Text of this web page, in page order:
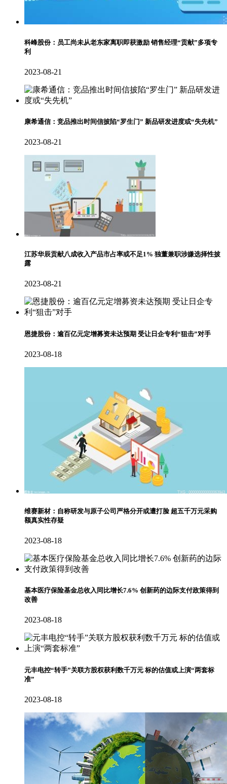
科峰股份：员工尚未从老东家离职即获激励 销售经理“贡献”多项专
利
2023-08-21
康希通信：竞品推出时间信披陷“罗生门” 新品研发进度或“失先机”
2023-08-21
江苏华辰贡献八成收入产品市占率或不足1% 独董兼职涉嫌选择性披
露
2023-08-21
恩捷股份：逾百亿元定增募资未达预期 受让日企专利“狙击”对手
2023-08-18
维赛新材：自称研发与原子公司严格分开或遭打脸 超五千万元采购
额真实性存疑
2023-08-18
基本医疗保险基金总收入同比增长7.6% 创新药的边际支付政策得到
改善
2023-08-18
元丰电控“转手”关联方股权获利数千万元 标的估值或上演“两套标
准”
2023-08-18